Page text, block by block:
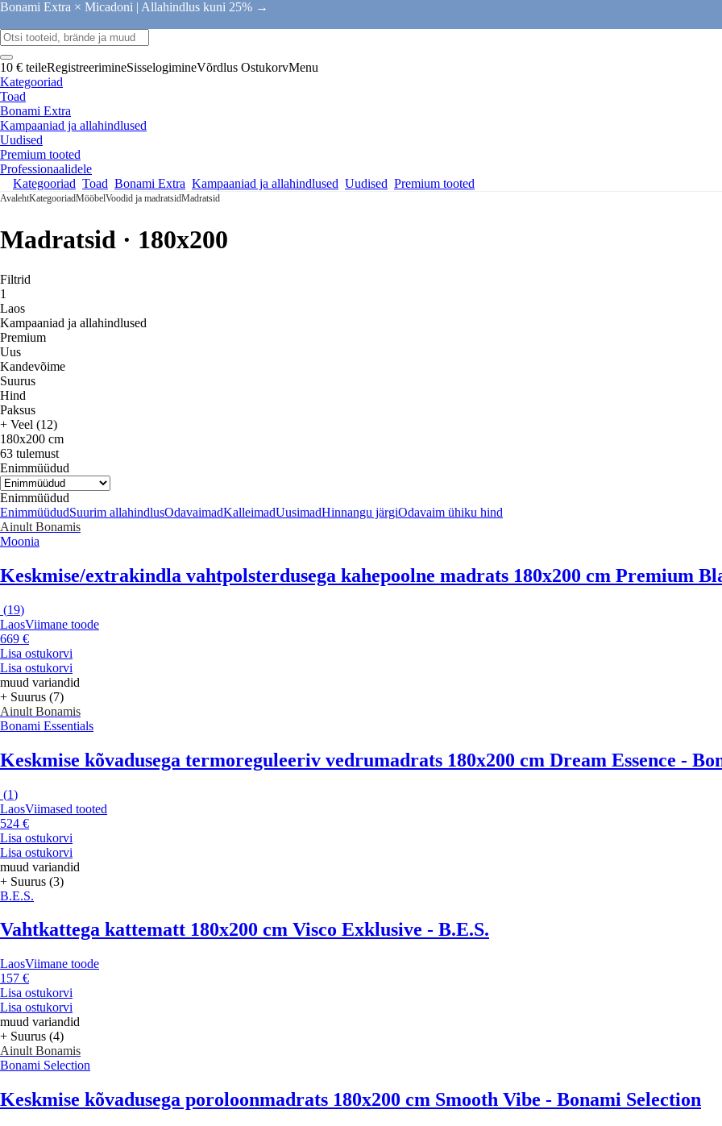
Bonami Extra × Micadoni | Allahindlus kuni 25% →
10 € teileRegistreerimineSisselogimineVõrdlus OstukorvMenu
Kategooriad
Toad
Bonami Extra
Kampaaniad ja allahindlused
Uudised
Premium tooted
Professionaalidele
Kategooriad Toad Bonami Extra Kampaaniad ja allahindlused Uudised Premium tooted
AvalehtKategooriadMööbelVoodid ja madratsidMadratsid
Madratsid · 180x200
Filtrid
1
Laos
Kampaaniad ja allahindlused
Premium
Uus
Kandevõime
Suurus
Hind
Paksus
+ Veel (12)
180x200 cm
63 tulemust
Enimmüüdud
Enimmüüdud
EnimmüüdudSuurim allahindlusOdavaimadKalleimadUusimadHinnangu järgiOdavaim ühiku hind
Ainult Bonamis
Moonia
Keskmise/extrakindla vahtpolsterdusega kahepoolne madrats 180x200 cm Premium
(19)
LaosViimane toode
669 €
Lisa ostukorvi
Lisa ostukorvi
muud variandid
+ Suurus (7)
Ainult Bonamis
Bonami Essentials
Keskmise kõvadusega termoreguleeriv vedrumadrats 180x200 cm Dream Essence -
(1)
LaosViimased tooted
524 €
Lisa ostukorvi
Lisa ostukorvi
muud variandid
+ Suurus (3)
B.E.S.
Vahtkattega kattematt 180x200 cm Visco Exklusive - B.E.S.
LaosViimane toode
157 €
Lisa ostukorvi
Lisa ostukorvi
muud variandid
+ Suurus (4)
Ainult Bonamis
Bonami Selection
Keskmise kõvadusega poroloonmadrats 180x200 cm Smooth Vibe - Bonami Selection